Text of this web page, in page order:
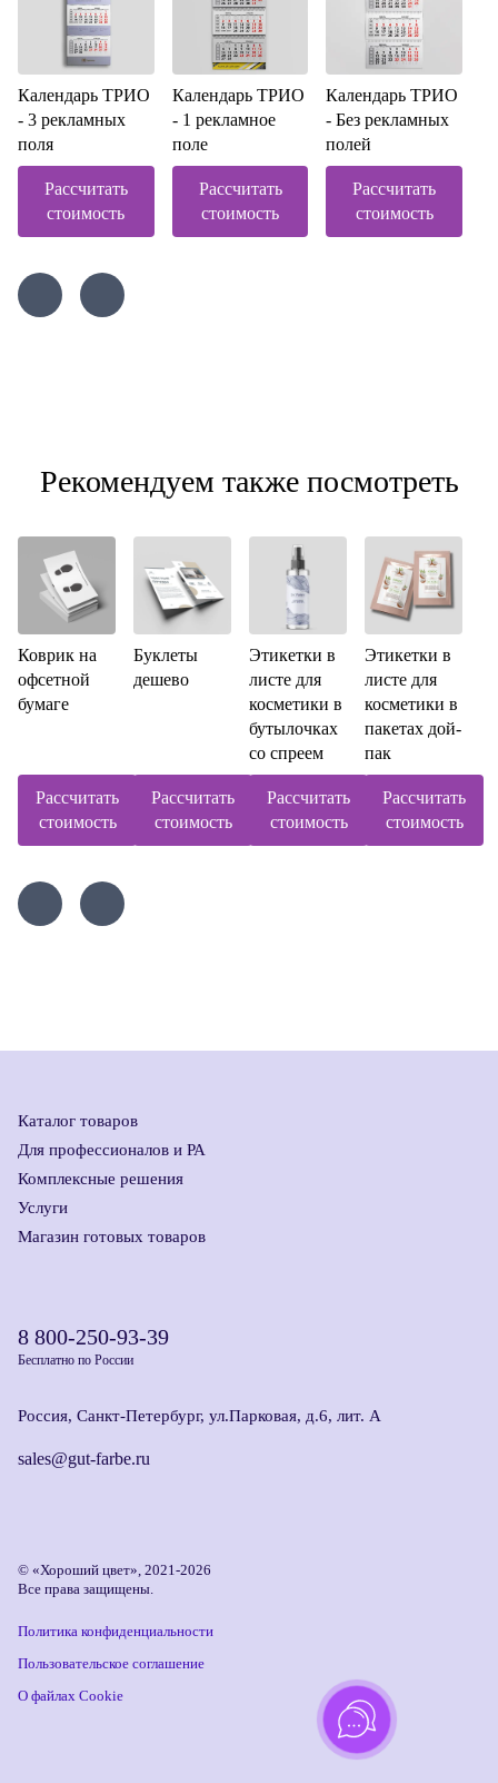
Календарь ТРИО
- 3 рекламных
поля
Рассчитать
стоимость
Календарь ТРИО
- 1 рекламное
поле
Рассчитать
стоимость
Календарь ТРИО
- Без рекламных
полей
Рассчитать
стоимость
Рекомендуем также посмотреть
Коврик на
офсетной
бумаге
Рассчитать
стоимость
Буклеты
дешево
Рассчитать
стоимость
Этикетки в
листе для
косметики в
бутылочках
со спреем
Рассчитать
стоимость
Этикетки в
листе для
косметики в
пакетах дой-
пак
Рассчитать
стоимость
Каталог товаров
Для профессионалов и РА
Комплексные решения
Услуги
Магазин готовых товаров
8 800-250-93-39
Бесплатно по России
Россия, Санкт-Петербург, ул.Парковая, д.6, лит. А
sales@gut-farbe.ru
© «Хороший цвет», 2021-2026
Все права защищены.
Политика конфиденциальности
Пользовательское соглашение
О файлах Cookie